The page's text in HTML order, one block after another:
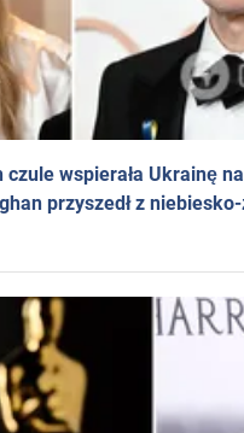
wspierała Ukrainę
przyszedł z